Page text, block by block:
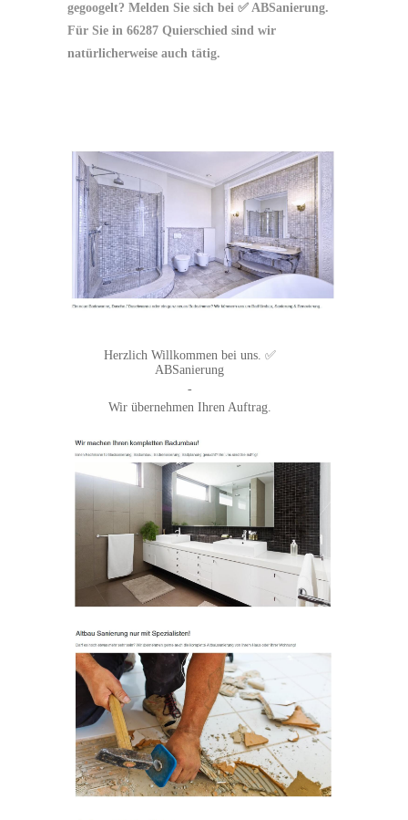
gegoogelt? Melden Sie sich bei ✅ ABSanierung.
Für Sie in 66287 Quierschied sind wir
natürlicherweise auch tätig.
Herzlich Willkommen bei uns. ✅
ABSanierung
-
Wir übernehmen Ihren Auftrag.